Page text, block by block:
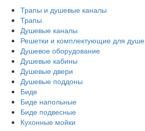
Трапы и душевые каналы
Трапы
Душевые каналы
Решетки и комплектующие для
Душевое оборудование
Душевые кабины
Душевые двери
Душевые поддоны
Биде
Биде напольные
Биде подвесные
Кухонные мойки